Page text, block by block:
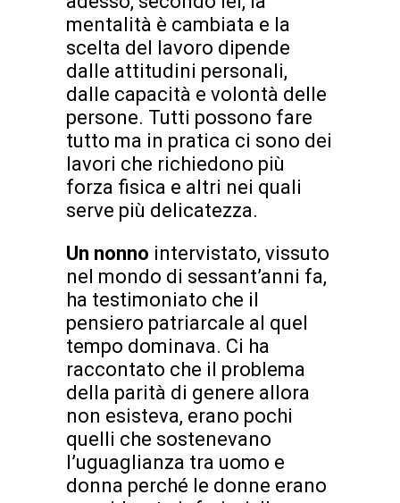
mentalità è cambiata e la
scelta del lavoro dipende
dalle attitudini personali,
dalle capacità e volontà delle
persone. Tutti possono fare
tutto ma in pratica ci sono dei
lavori che richiedono più
forza fisica e altri nei quali
serve più delicatezza.
Un nonno intervistato, vissuto
nel mondo di sessant’anni fa,
ha testimoniato che il
pensiero patriarcale al quel
tempo dominava. Ci ha
raccontato che il problema
della parità di genere allora
non esisteva, erano pochi
quelli che sostenevano
l’uguaglianza tra uomo e
donna perché le donne erano